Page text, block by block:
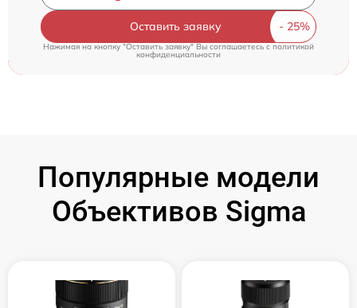
Оставить заявку
Нажимая на кнопку "Оставить заявку" Вы соглашаетесь c политикой
конфиденциальности
Популярные модели
Объективов Sigma